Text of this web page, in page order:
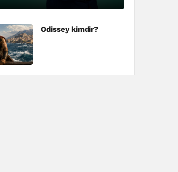
Odissey kimdir?